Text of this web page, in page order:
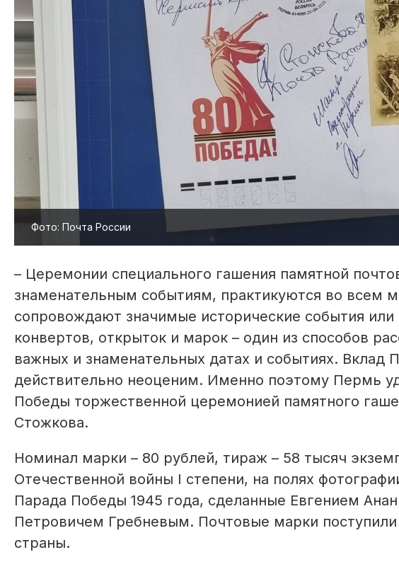
Фото: Почта России
– Церемонии специального гашения памятной
знаменательным событиям, практикуются во всем
сопровождают значимые исторические события
конвертов, открыток и марок – один из способов
важных и знаменательных датах и событиях.
действительно неоценим. Именно поэтому Пермь
Победы торжественной церемонией памятного
Стожкова.
Номинал марки – 80 руб­лей, тираж – 58 тысяч
Отечественной войны I степени, на полях
Парада Победы 1945 года, сделанные Евгением
Петровичем Гребневым. Почтовые марки
страны.